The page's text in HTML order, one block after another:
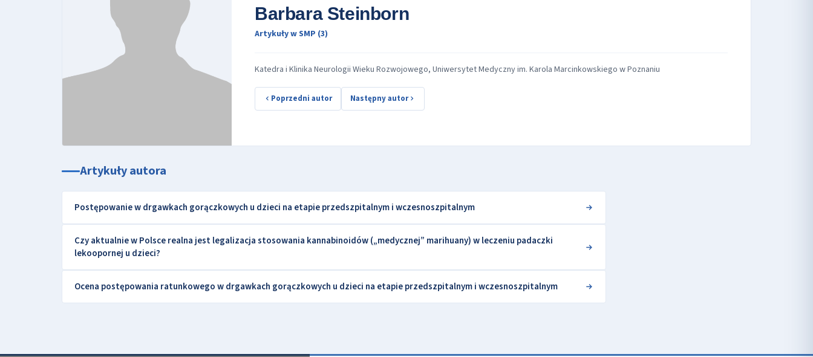
Barbara Steinborn
Artykuły w SMP (3)
Katedra i Klinika Neurologii Wieku Rozwojowego, Uniwersytet Medyczny im. Karola Marcinkowskiego w Poznaniu
Poprzedni autor Następny autor
Artykuły autora
Postępowanie w drgawkach gorączkowych u dzieci na etapie przedszpitalnym i wczesnoszpitalnym
Czy aktualnie w Polsce realna jest legalizacja stosowania kannabinoidów („medycznej” marihuany) w leczeniu padaczki
lekoopornej u dzieci?
Ocena postępowania ratunkowego w drgawkach gorączkowych u dzieci na etapie przedszpitalnym i wczesnoszpitalnym